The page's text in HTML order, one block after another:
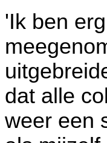
'Ik ben
dat alle
weer een